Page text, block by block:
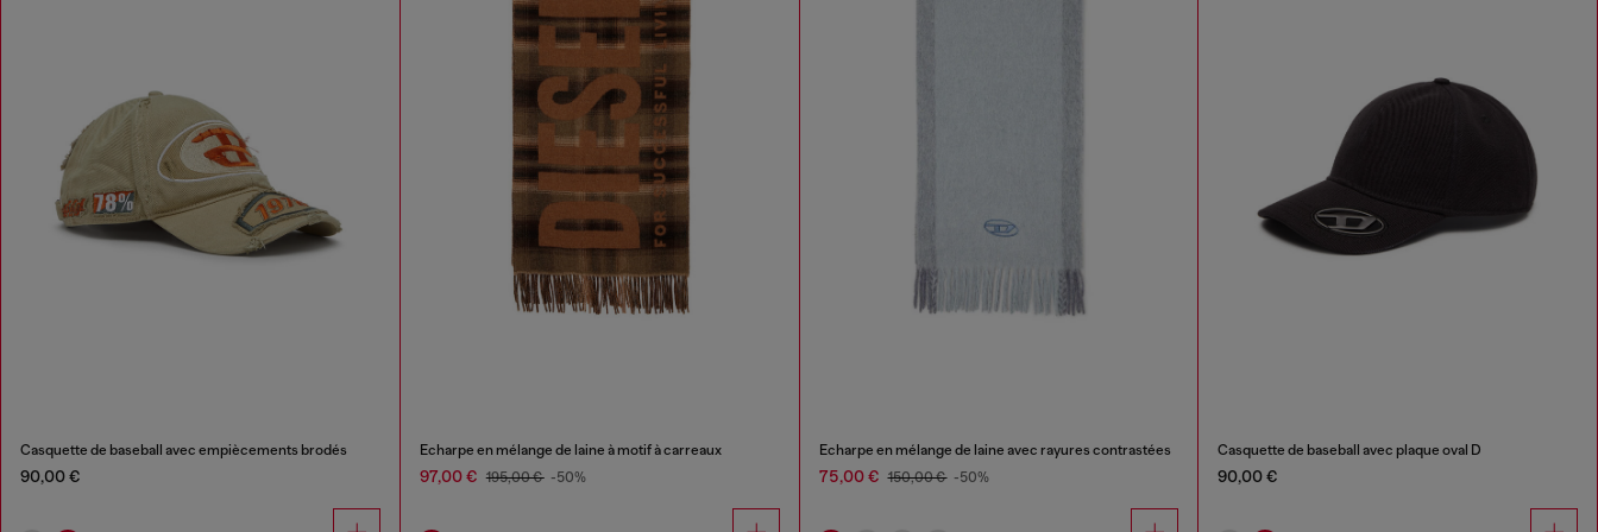
Casquette de baseball avec empiècements brodés
90,00 €
Écharpe en mélange de laine à motif à carreaux
97,00 € 195,00 € -50%
Écharpe en mélange de laine avec rayures contrastées
75,00 € 150,00 € -50%
Casquette de baseball avec plaque oval D
90,00 €